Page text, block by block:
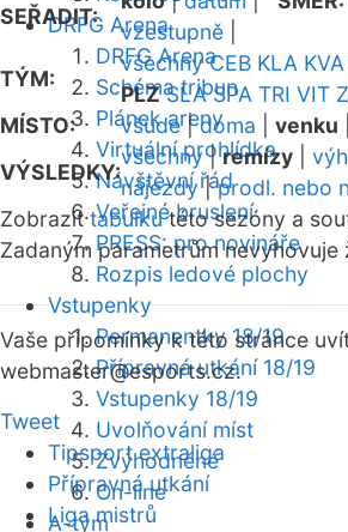
DRFG Arena
DRFG Arena
Schéma tribun
Plánek areny
Virtuální prohlídka
Návštěvní řád
Veřejné bruslení
PRESS: pro novináře
Rozpis ledové plochy
Vstupenky
Permanentky 18/19
Přípravná utkání 18/19
Vstupenky 18/19
Uvolňování míst
Zvýhodněné
On-line
A-tým
SEŘADIT:
vzestupně
TÝM:
všechny CEB KLA KVA
PLZ SLA SPA TRI VIT
MÍSTO:
všude|doma venku
VÝSLEDKY:
všechny|remízy
nájezdy|prodl. nebo
Zobrazittabulkutéto sezóny a
Zadaným parametrům nevyhovuje
Vaše připomínky k této stránce
webmaster@esports.cz.
Tweet
Tipsport extraliga
Přípravná utkání
Liga mistrů